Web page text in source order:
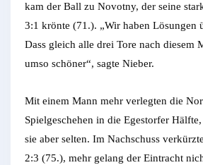
kam der Ball zu Novotny, der seine
3:1 krönte (71.). „Wir haben Lösungen
Dass gleich alle drei Tore nach diesem
umso schöner“, sagte Nieber.
Mit einem Mann mehr verlegten die
Spielgeschehen in die Egestorfer
sie aber selten. Im Nachschuss
2:3 (75.), mehr gelang der Eintracht